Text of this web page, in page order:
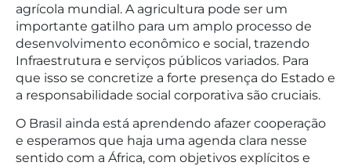
agrícola mundial. A agricultura pode ser um
importante gatilho para um amplo processo de
desenvolvimento econômico e social, trazendo
Infraestrutura e serviços públicos variados. Para
que isso se concretize a forte presença do Estado e
a responsabilidade social corporativa são cruciais.
O Brasil ainda está aprendendo afazer cooperação
e esperamos que haja uma agenda clara nesse
sentido com a África, com objetivos explícitos e